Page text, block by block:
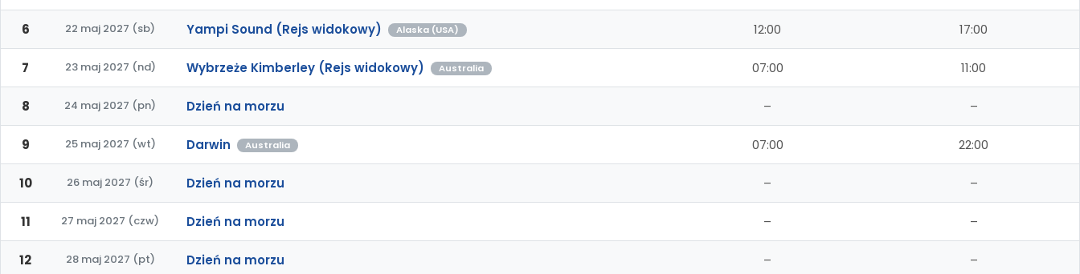
6 22 maj 2027 (sb) Yampi Sound (Rejs widokowy) Alaska (USA) 12:00 17:00
7 23 maj 2027 (nd) Wybrzeże Kimberley (Rejs widokowy) Australia 07:00 11:00
8 24 maj 2027 (pn) Dzień na morzu – –
9 25 maj 2027 (wt) Darwin Australia 07:00 22:00
10 26 maj 2027 (śr) Dzień na morzu – –
11 27 maj 2027 (czw) Dzień na morzu – –
12 28 maj 2027 (pt) Dzień na morzu – –